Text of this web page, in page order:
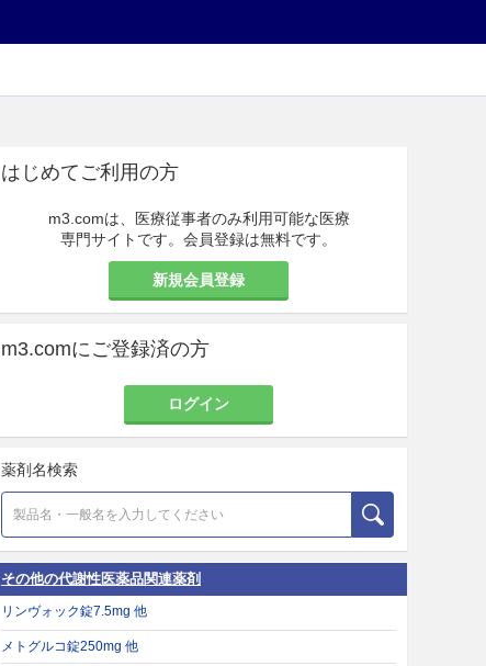
はじめてご利用の方
m3.comは、医療従事者のみ利用可能な医療
専門サイトです。会員登録は無料です。
新規会員登録
m3.comにご登録済の方
ログイン
薬剤名検索
その他の代謝性医薬品関連薬剤
リンヴォック錠7.5mg 他
メトグルコ錠250mg 他